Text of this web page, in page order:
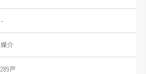
-
媒介
289戸